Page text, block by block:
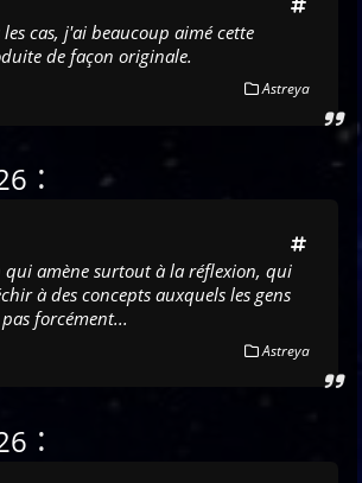
cas, j'ai beaucoup aimé cette
de façon originale.
Astreya
:
qui amène surtout à la réflexion, qui
à des concepts auxquels les gens
forcément...
Astreya
: